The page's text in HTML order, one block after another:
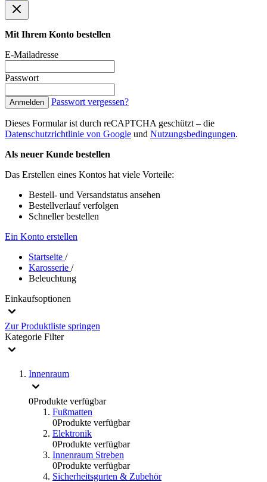
Mit Ihrem Konto bestellen
E-Mailadresse
Passwort
Anmelden Passwort vergessen?
Dieses Formular ist durch reCAPTCHA geschützt – die
Datenschutzrichtlinie von Google und Nutzungsbedingungen.
Als neuer Kunde bestellen
Das Erstellen eines Kontos hat viele Vorteile:
Bestell- und Versandstatus ansehen
Bestellverlauf verfolgen
Schneller bestellen
Ein Konto erstellen
Startseite /
Karosserie /
Beleuchtung
Einkaufsoptionen
Zur Produktliste springen
Kategorie Filter
Innenraum
0Produkte verfügbar
Fußmatten
0Produkte verfügbar
Elektronik
0Produkte verfügbar
Innenraum Streben
0Produkte verfügbar
Sicherheitsgurten & Zubehör